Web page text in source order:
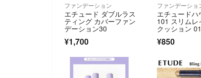
ファンデーション
エチュード ダブルラス
ティング カバーファン
デーション30
¥1,700
ファンデーショ
エチュード
101 スリムレ
クッション
ージュ
¥850